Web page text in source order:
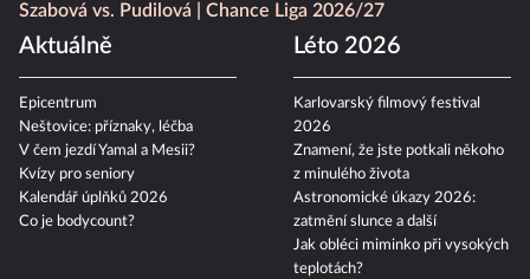
Szabová vs. Pudilová
Chance Liga 2026/27
Aktuálně
Epicentrum
Neštovice: příznaky, léčba
V čem jezdí Yamal a Mesii?
Kvízy pro seniory
Kalendář úplňků 2026
Co je bodycount?
Léto 2026
Karlovarský filmový festival
2026
Znamení, že jste potkali někoho
z minulého života
Astronomické úkazy 2026:
zatmění slunce a další
Jak obléci miminko při vysokých
teplotách?